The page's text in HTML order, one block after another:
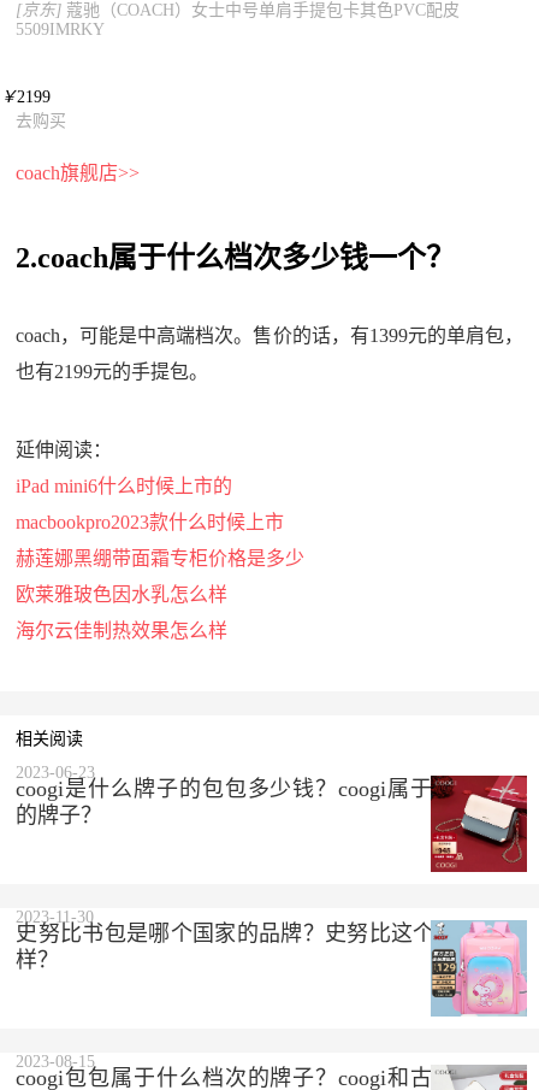
[京东] 蔻驰（COACH）女士中号单肩手提包卡其色PVC配皮
5509IMRKY
￥2199
去购买
coach旗舰店>>
2.coach属于什么档次多少钱一个？
coach，可能是中高端档次。售价的话，有1399元的单肩包，
也有2199元的手提包。
延伸阅读：
iPad mini6什么时候上市的
macbookpro2023款什么时候上市
赫莲娜黑绷带面霜专柜价格是多少
欧莱雅玻色因水乳怎么样
海尔云佳制热效果怎么样
相关阅读
coogi是什么牌子的包包多少钱？coogi属于什么档次
的牌子？
2023-06-23
史努比书包是哪个国家的品牌？史努比这个品牌怎么
样？
2023-11-30
coogi包包属于什么档次的牌子？coogi和古驰是一个
2023-08-15